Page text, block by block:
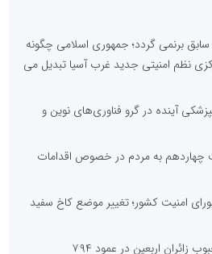
برنمی گردد؛ جمهوری اسلامی چگونه
نظم امنیتی جدید غرب آسیا تبدیل می
آینده در گرو فناوری‌های نوین و
چهاردهم به مردم در خصوص اقدامات
امنیت کشور؛ تغییر موضع کاخ سفید
اربعین در عمود ۷۹۴